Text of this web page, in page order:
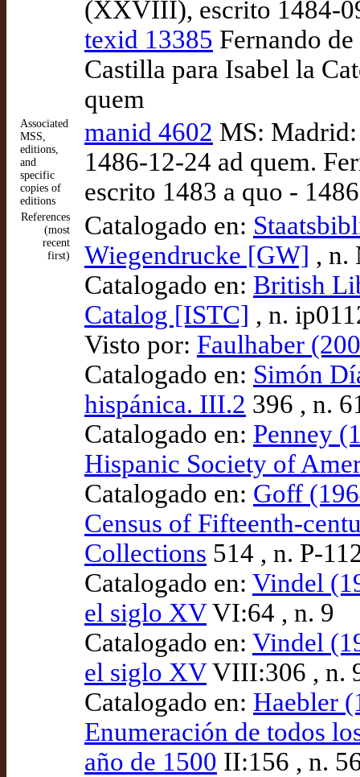
(XXVIII), escrito 1484-
texid 13385 Fernando
Castilla para Isabel la
quem
Associated
MSS,
editions,
and
specific
copies of
editions
manid 4602 MS:
1486-12-24 ad quem.
escrito 1483 a quo -
References
(most
recent
first)
Catalogado en:
Wiegendrucke [GW] , n.
Catalogado en: British
Catalog [ISTC] , n.
Visto por: Faulhaber
Catalogado en: Simón
hispánica. III.2 396 , n.
Catalogado en: Penney
Hispanic Society of
Catalogado en: Goff
Census of Fifteenth-
Collections 514 , n. P-
Catalogado en: Vindel
el siglo XVVI:64 , n. 9
Catalogado en: Vindel
el siglo XVVIII:306 , n.
Catalogado en: Haebler
Enumeración de todos
año de 1500 II:156 , n.